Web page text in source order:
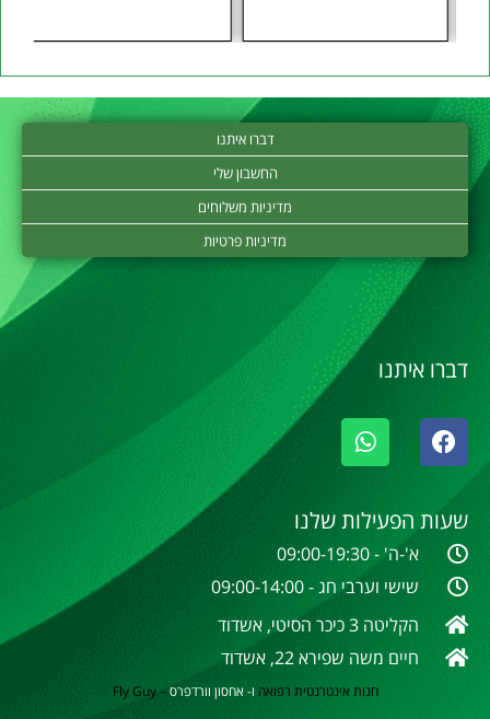
דברו איתנו
החשבון שלי
מדיניות משלוחים
מדיניות פרטיות
דברו איתנו
שעות הפעילות שלנו
א'-ה' - 09:00-19:30
שישי וערבי חג - 09:00-14:00
הקליטה 3 כיכר הסיטי, אשדוד
חיים משה שפירא 22, אשדוד
חנות אינטרנטית רפואה ו- אחסון וורדפרס–
Fly Guy